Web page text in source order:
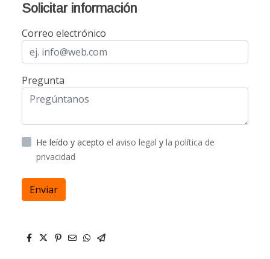
Solicitar información
Correo electrónico
Pregunta
He leído y acepto el aviso legal y la política de
privacidad
Enviar